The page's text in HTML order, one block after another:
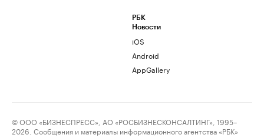
РБК
Новости
iOS
Android
AppGallery
© ООО «БИЗНЕСПРЕСС», АО «РОСБИЗНЕСКОНСАЛТИНГ», 1995–
2026. Сообщения и материалы информационного агентства «РБК»